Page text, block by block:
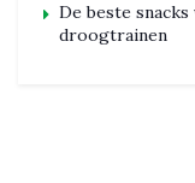
De beste
droogtrainen